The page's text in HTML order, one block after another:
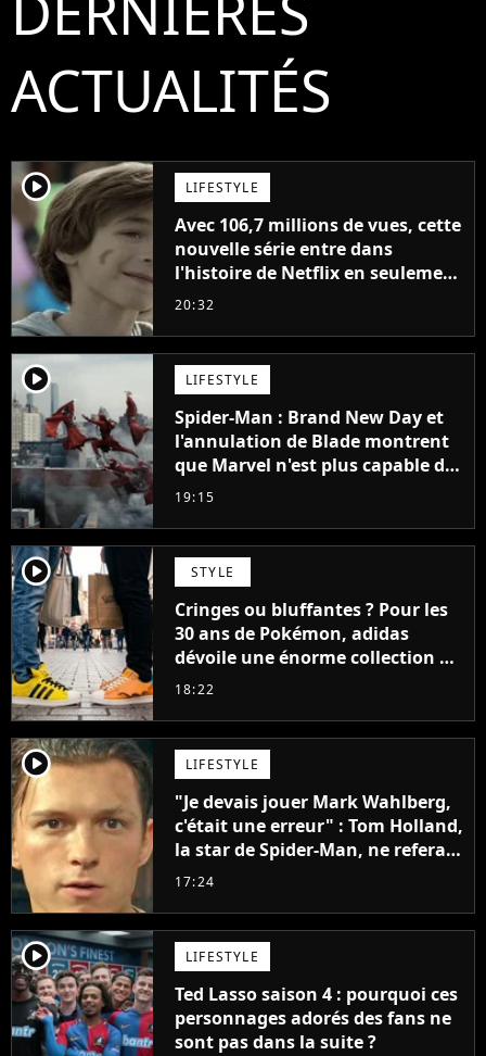
ACTUALITÉS
player2 LIFESTYLE
Avec 106,7 millions de vues, cette
nouvelle série entre dans
l'histoire de Netflix en seulement
48 jours
20:32
player2 LIFESTYLE
Spider-Man : Brand New Day et
l'annulation de Blade montrent
que Marvel n'est plus capable de
faire quoi que ce soit de simple
19:15
player2 STYLE
Cringes ou bluffantes ? Pour les
30 ans de Pokémon, adidas
dévoile une énorme collection de
sneakers et je ne sais pas quoi en
18:22
player2 LIFESTYLE
"Je devais jouer Mark Wahlberg,
c'était une erreur" : Tom Holland,
la star de Spider-Man, ne referait
pas ce blockbuster
17:24
player2 LIFESTYLE
Ted Lasso saison 4 : pourquoi ces
personnages adorés des fans ne
sont pas dans la suite ?